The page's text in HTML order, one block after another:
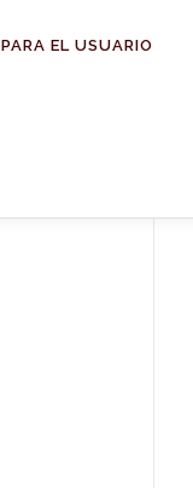
PARA EL USUARIO